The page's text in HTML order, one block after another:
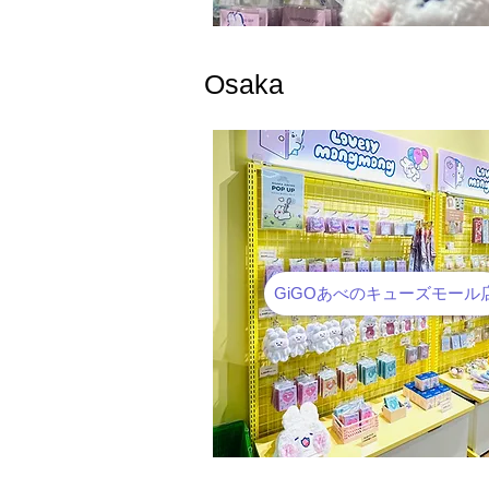
Osaka
GiGOあべのキューズモール